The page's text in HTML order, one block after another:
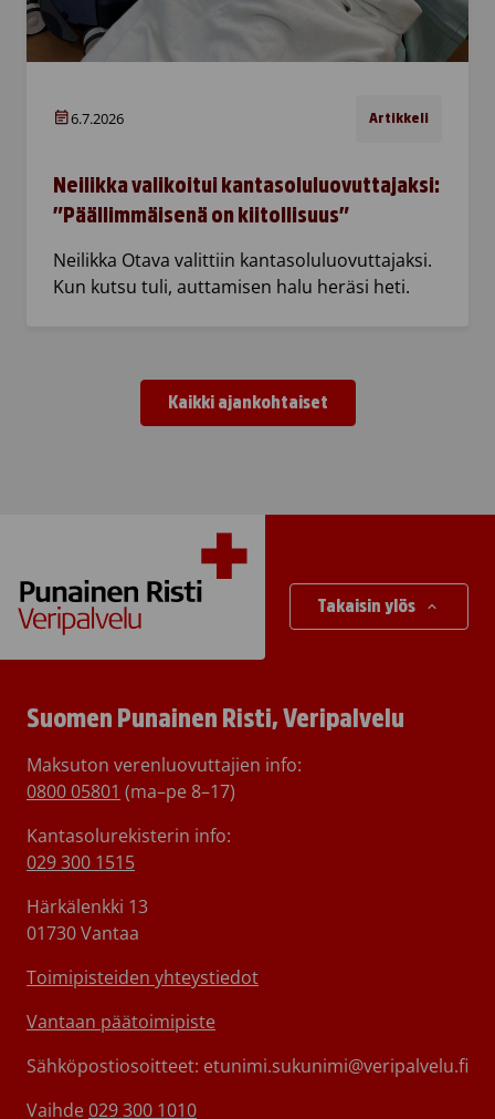
6.7.2026 Artikkeli
Neilikka valikoitui kantasoluluovuttajaksi:
”Päällimmäisenä on kiitollisuus”
Neilikka Otava valittiin kantasoluluovuttajaksi.
Kun kutsu tuli, auttamisen halu heräsi heti.
Kaikki ajankohtaiset
Takaisin ylös
Suomen Punainen Risti, Veripalvelu
Maksuton verenluovuttajien info:
0800 05801 (ma–pe 8–17)
Kantasolurekisterin info:
029 300 1515
Härkälenkki 13
01730 Vantaa
Toimipisteiden yhteystiedot
Vantaan päätoimipiste
Sähköpostiosoitteet: etunimi.sukunimi@veripalvelu.fi
Vaihde 029 300 1010